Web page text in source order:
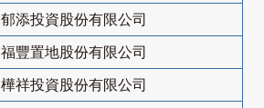
郁添投資股份有限公司
福豐置地股份有限公司
樺祥投資股份有限公司